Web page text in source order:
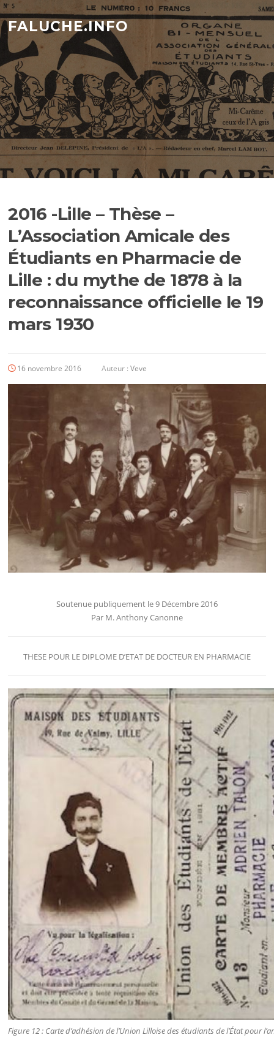
Aller
au
contenu
FALUCHE.INFO
2016 -Lille – Thèse –
L’Association Amicale des
Étudiants en Pharmacie de
Lille : du mythe de 1878 à la
reconnaissance officielle le 19
mars 1930
16 novembre 2016 Auteur :Veve
Soutenue publiquement le 9 Décembre 2016
Par M. Anthony Canonne
THESE POUR LE DIPLOME D’ETAT DE DOCTEUR EN PHARMACIE
Figure 12 : Carte d’adhésion de l’Union Lilloise des étudiants de l’État pour